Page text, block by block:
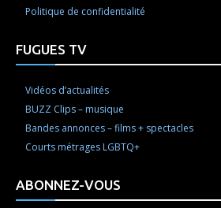
Politique de confidentialité
FUGUES TV
Vidéos d’actualités
BUZZ Clips – musique
Bandes annonces – films + spectacles
Courts métrages LGBTQ+
ABONNEZ-VOUS